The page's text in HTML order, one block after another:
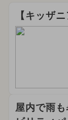
【キッザ
屋内で雨